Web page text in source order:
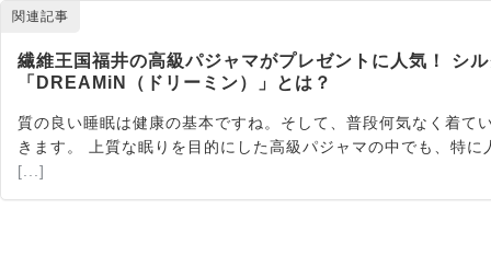
関連記事
繊維王国福井の高級パジャマがプレゼントに人気！ シ
「DREAMiN（ドリーミン）」とは？
質の良い睡眠は健康の基本ですね。そして、普段何気なく着て
きます。 上質な眠りを目的にした高級パジャマの中でも、特
[...]